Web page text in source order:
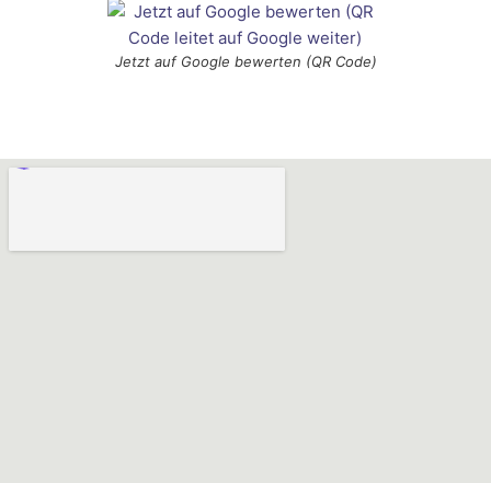
Jetzt auf Google bewerten (QR Code)